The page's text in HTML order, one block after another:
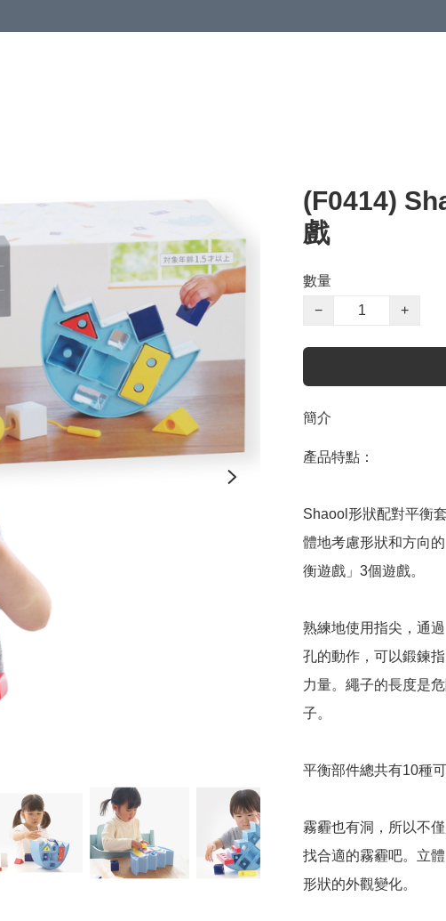
(F0414)
戲
數量
−
+
簡介
產品特點：
Shaool形狀配對平衡
體地考慮形狀和方向
衡遊戲」3個遊戲。
熟練地使用指尖，通
孔的動作，可以鍛鍊
力量。繩子的長度是
子。
平衡部件總共有10種
霧霾也有洞，所以不
找合適的霧霾吧。立
形狀的外觀變化。